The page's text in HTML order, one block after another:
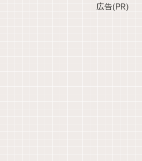
広告(PR)